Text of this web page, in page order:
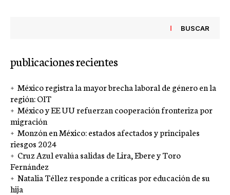
BUSCAR
publicaciones recientes
México registra la mayor brecha laboral de género en la
región: OIT
México y EE UU refuerzan cooperación fronteriza por
migración
Monzón en México: estados afectados y principales
riesgos 2024
Cruz Azul evalúa salidas de Lira, Ebere y Toro
Fernández
Natalia Téllez responde a críticas por educación de su
hija